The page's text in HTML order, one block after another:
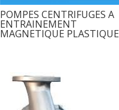
POMPES CENTRIFUGES A
ENTRAINEMENT
MAGNETIQUE PLASTIQUE